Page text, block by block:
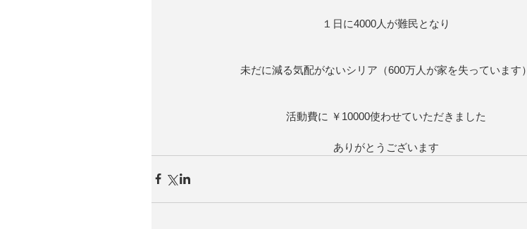
１日に4000人が難民となり
未だに減る気配がないシリア（600万人が家を失っています）
活動費に ￥10000使わせていただきました
ありがとうございます